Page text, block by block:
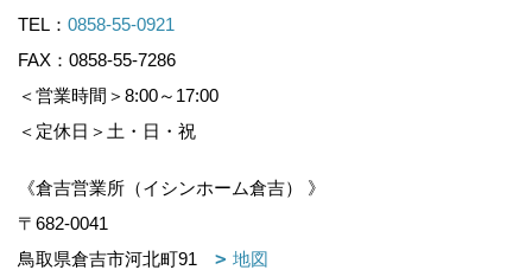
TEL： 0858-55-0921
FAX：0858-55-7286
＜営業時間＞8:00～17:00
＜定休日＞土・日・祝
《倉吉営業所（イシンホーム倉吉） 》
〒682-0041
鳥取県倉吉市河北町91
地図